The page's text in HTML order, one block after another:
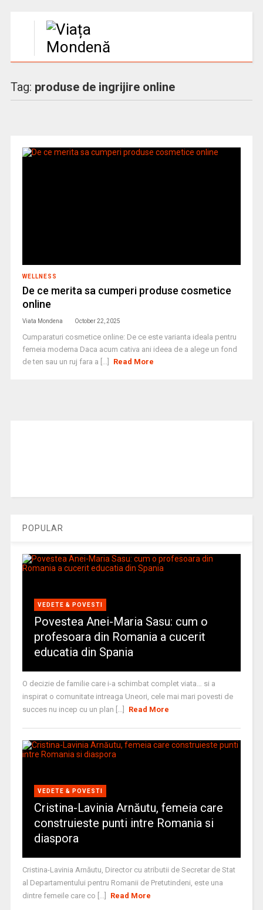
Tag: produse de ingrijire online
WELLNESS
De ce merita sa cumperi produse cosmetice
online
Viata Mondena October 22, 2025
Cumparaturi cosmetice online: De ce este varianta ideala pentru
femeia moderna Daca acum cativa ani ideea de a alege un fond
de ten sau un ruj fara a [...]
Read More
POPULAR
VEDETE & POVESTI
Povestea Anei-Maria Sasu: cum o
profesoara din Romania a cucerit
educatia din Spania
O decizie de familie care i-a schimbat complet viata… si a
inspirat o comunitate intreaga Uneori, cele mai mari povesti de
succes nu incep cu un plan [...]
Read More
VEDETE & POVESTI
Cristina-Lavinia Arnăutu, femeia care
construieste punti intre Romania si
diaspora
Cristina-Lavinia Arnăutu, Director cu atributii de Secretar de Stat
al Departamentului pentru Romanii de Pretutindeni, este una
dintre femeile care co [...]
Read More